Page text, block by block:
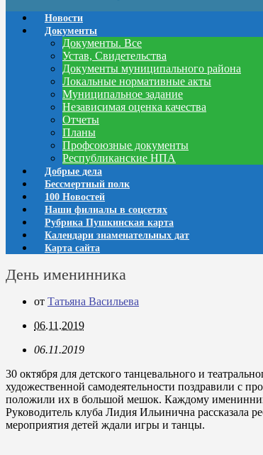
Новости
Документы
Документы. Все
Устав, Свидетельства
Документы муниципального района
Локальные нормативные акты
Муниципальное задание
Независимая оценка качества
Отчеты
Планы
Профсоюзные документы
Республиканские НПА
Добрые дела
Бессмертный полк
100 Новостей
Наши филиалы в соцсетях
Рубрика Пушкинская карта
Календари знаменательных дат
Карта сайта
День именинника
от Татьяна Васильева
06.11.2019
06.11.2019
30 октября для детского танцевального и
художественной самодеятельности поздравили с
положили их в большой мешок. Каждому
Руководитель клуба Лидия Ильинична рассказала
мероприятия детей ждали игры и танцы.